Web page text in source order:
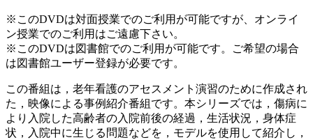
※このDVDは対面授業でのご利用が可能ですが、オンライ
ン授業でのご利用はご遠慮下さい。
※このDVDは図書館でのご利用が可能です。ご希望の場合
は図書館ユーザー登録が必要です。
この番組は，老年看護のアセスメント演習のために作成され
た，映像による事例紹介番組です。本シリーズでは，傷病に
より入院した高齢者の入院前後の経過，生活状況，身体症
状，入院中に生じる問題などを，モデルを使用して紹介し，